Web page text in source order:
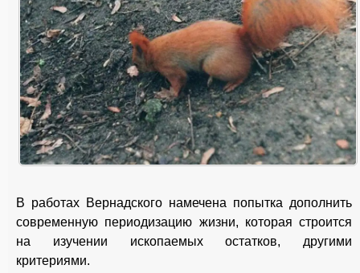
В работах Вернадского намечена попытка дополнить
современную периодизацию жизни, которая строится
на изучении ископаемых остатков, другими
критериями.